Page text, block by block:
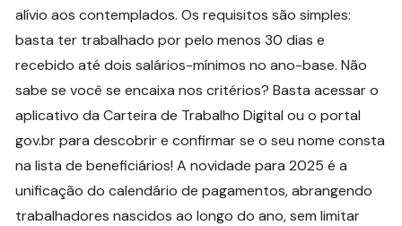
alívio aos contemplados. Os requisitos são simples:
basta ter trabalhado por pelo menos 30 dias e
recebido até dois salários-mínimos no ano-base. Não
sabe se você se encaixa nos critérios? Basta acessar o
aplicativo da Carteira de Trabalho Digital ou o portal
gov.br para descobrir e confirmar se o seu nome consta
na lista de beneficiários! A novidade para 2025 é a
unificação do calendário de pagamentos, abrangendo
trabalhadores nascidos ao longo do ano, sem limitar